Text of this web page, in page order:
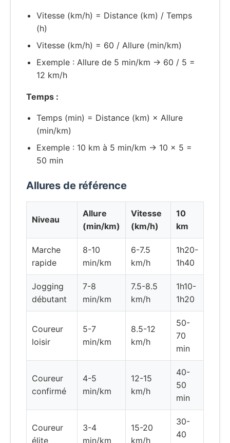
Vitesse (km/h) = Distance (km) / Temps
(h)
Vitesse (km/h) = 60 / Allure (min/km)
Exemple : Allure de 5 min/km → 60 / 5 =
12 km/h
Temps :
Temps (min) = Distance (km) × Allure
(min/km)
Exemple : 10 km à 5 min/km → 10 × 5 =
50 min
Allures de référence
Niveau
Allure
(min/km)
Vitesse
(km/h)
10
km
Marche
rapide
8-10
min/km
6-7.5
km/h
1h20-
1h40
Jogging
débutant
7-8
min/km
7.5-8.5
km/h
1h10-
1h20
Coureur
loisir
5-7
min/km
8.5-12
km/h
50-
70
min
Coureur
confirmé
4-5
min/km
12-15
km/h
40-
50
min
Coureur
élite
3-4
min/km
15-20
km/h
30-
40